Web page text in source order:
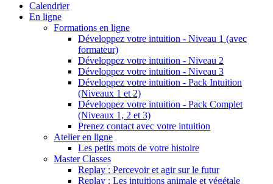
Calendrier
En ligne
Formations en ligne
Développez votre intuition - Niveau 1 (avec
formateur)
Développez votre intuition - Niveau 2
Développez votre intuition - Niveau 3
Développez votre intuition - Pack Intuition
(Niveaux 1 et 2)
Développez votre intuition - Pack Complet
(Niveaux 1, 2 et 3)
Prenez contact avec votre intuition
Atelier en ligne
Les petits mots de votre histoire
Master Classes
Replay : Percevoir et agir sur le futur
Replay : Les intuitions animale et végétale